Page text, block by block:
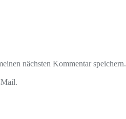
nächsten Kommentar speichern.